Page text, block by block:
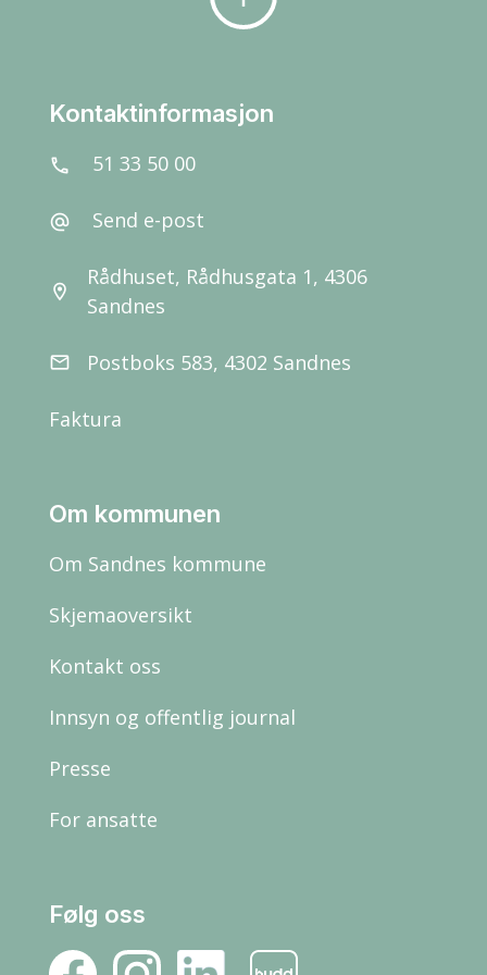
Kontaktinformasjon
call 51 33 50 00
alternate_email Send e-post
location_on
Rådhuset, Rådhusgata 1, 4306
Sandnes
email Postboks 583, 4302 Sandnes
Faktura
Om kommunen
Om Sandnes kommune
Skjemaoversikt
Kontakt oss
Innsyn og offentlig journal
Presse
For ansatte
Følg oss